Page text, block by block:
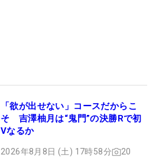
「欲が出せない」コースだからこ
そ 吉澤柚月は“鬼門”の決勝Rで初
Vなるか
2026年8月8日 (土) 17時58分 20